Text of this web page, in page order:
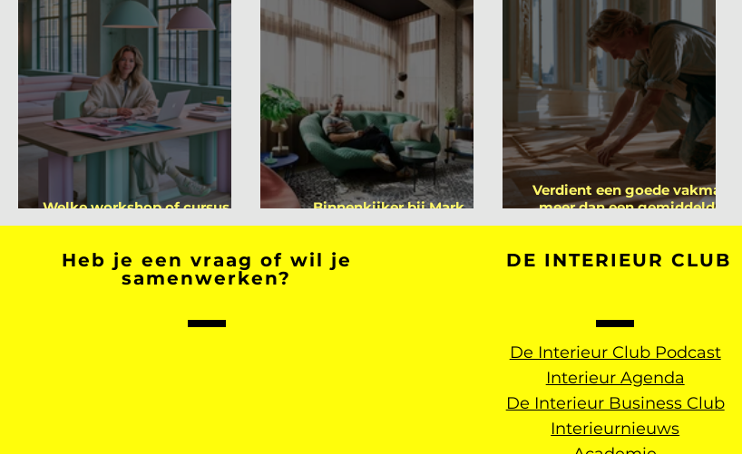
Welke workshop of cursus ga
jij volgen na je vakantie?
Binnenkijker bij Mark
Mutsaers
Verdient een goede vakman
meer dan een gemiddelde
academicus?
Heb je een vraag of wil je
samenwerken?
DE INTERIEUR CLUB
De Interieur Club Podcast
Interieur Agenda
De Interieur Business Club
Interieurnieuws